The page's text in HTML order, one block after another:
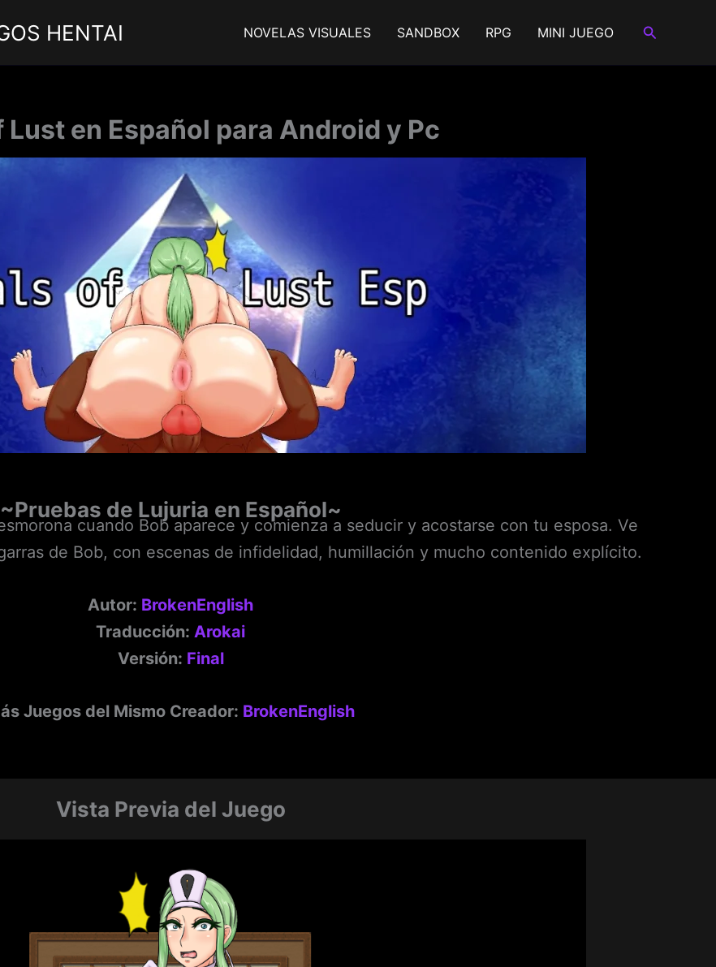
HENTAI NOVELAS VISUALES SANDBOX RPG MINI JUEGO Buscar
Lust en Español para Android y Pc
~Pruebas de Lujuria en Español~
cuando Bob aparece y comienza a seducir y acostarse con tu esposa. Ve
de Bob, con escenas de infidelidad, humillación y mucho contenido explícito.
Autor: BrokenEnglish
Traducción: Arokai
Versión: Final
Juegos del Mismo Creador: BrokenEnglish
Vista Previa del Juego